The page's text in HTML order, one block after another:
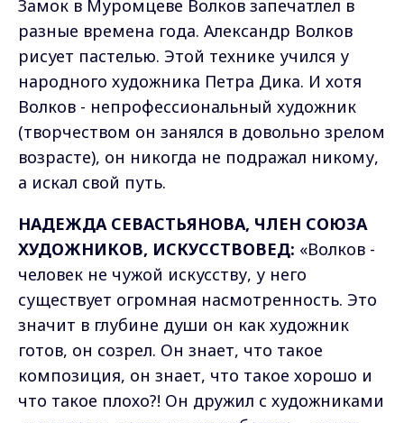
Замок в Муромцеве Волков запечатлел в
разные времена года. Александр Волков
рисует пастелью. Этой технике учился у
народного художника Петра Дика. И хотя
Волков - непрофессиональный художник
(творчеством он занялся в довольно зрелом
возрасте), он никогда не подражал никому,
а искал свой путь.
НАДЕЖДА СЕВАСТЬЯНОВА, ЧЛЕН СОЮЗА
ХУДОЖНИКОВ, ИСКУССТВОВЕД: «Волков -
человек не чужой искусству, у него
существует огромная насмотренность. Это
значит в глубине души он как художник
готов, он созрел. Он знает, что такое
композиция, он знает, что такое хорошо и
что такое плохо?! Он дружил с художниками